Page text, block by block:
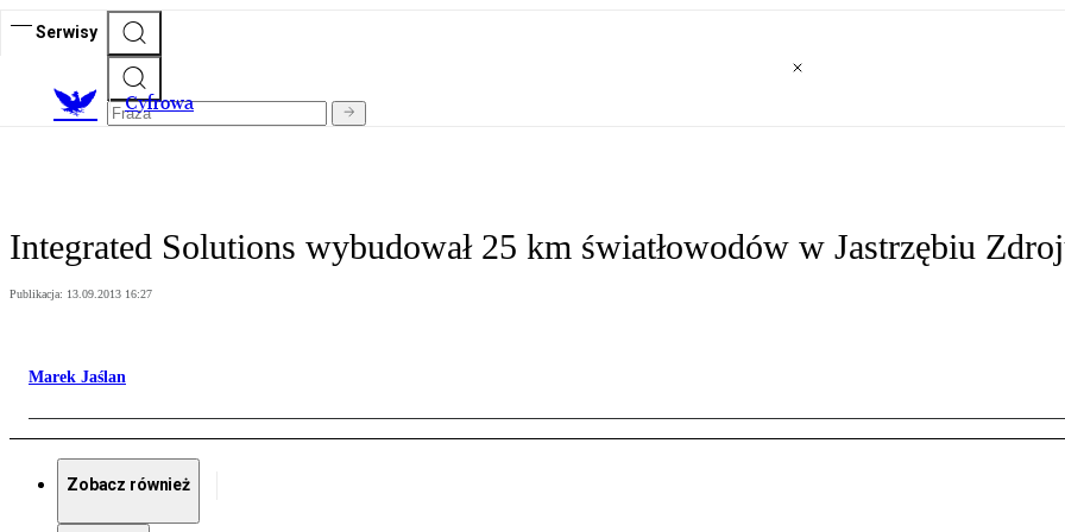
Serwisy
Cyfrowa
Integrated Solutions wybudował 25 km światłowodów w Jastrzębiu
Publikacja: 13.09.2013 16:27
Marek Jaślan
Zobacz również